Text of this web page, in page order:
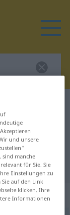
für
und unsere
sind manche
für Sie. Sie
Einstellungen zu
auf den Link
klicken. Ihre
Informationen